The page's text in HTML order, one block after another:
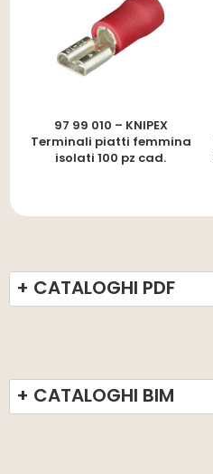
97 99 010 – KNIPEX
Terminali piatti femmina
isolati 100 pz cad.
+ CATALOGHI PDF
+ CATALOGHI BIM